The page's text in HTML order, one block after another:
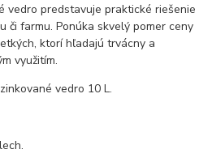
vedro predstavuje praktické riešenie
či farmu. Ponúka skvelý pomer ceny
ktorí hľadajú trvácny a
využitím.
vedro 10 L.